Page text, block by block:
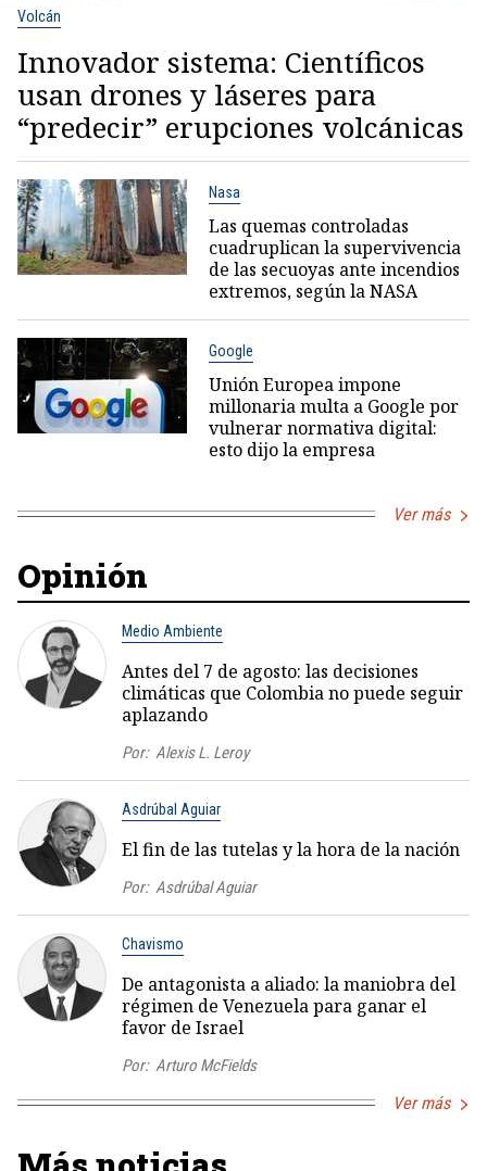
Volcán
Innovador sistema: Científicos
usan drones y láseres para
“predecir” erupciones volcánicas
Nasa
Las quemas controladas
cuadruplican la supervivencia
de las secuoyas ante incendios
extremos, según la NASA
Google
Unión Europea impone
millonaria multa a Google por
vulnerar normativa digital:
esto dijo la empresa
Ver más
Opinión
Medio Ambiente
Antes del 7 de agosto: las decisiones
climáticas que Colombia no puede seguir
aplazando
Por: Alexis L. Leroy
Asdrúbal Aguiar
El fin de las tutelas y la hora de la nación
Por: Asdrúbal Aguiar
Chavismo
De antagonista a aliado: la maniobra del
régimen de Venezuela para ganar el
favor de Israel
Por: Arturo McFields
Ver más